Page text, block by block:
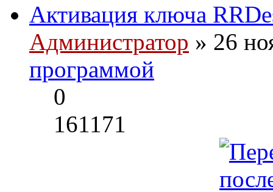
Активация ключа
Администратор » 26
программой
0
161171